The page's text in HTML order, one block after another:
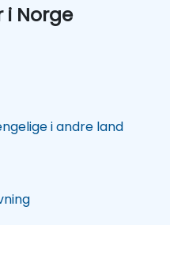
i Norge
i andre land